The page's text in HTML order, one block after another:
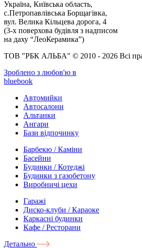
Україна, Київська область,
с.Петропавлівська Борщагівка,
вул. Велика Кільцева дорога, 4
(3-х поверхова будівля з надписом
на даху “ЛеоКерамика”)
ТОВ "РБК АЛЬБА" © 2010 - 2026 Всі
Зроблено з любов'ю в
bluebook
Автомийки
Автосалони
Альтанки
Ангари
Бази відпочинку
Барбекю / Каміни
Басейни
Будинки / Котеджі
Будинки з газобетону
Виробничі цехи
Гаражі
Диско-клуби / Караоке
Каркасні будинки
Кафе / Ресторани
Детально